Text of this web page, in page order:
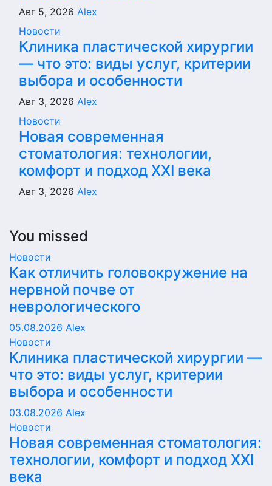
Авг 5, 2026 Alex
Новости
Клиника пластической хирургии
— что это: виды услуг, критерии
выбора и особенности
Авг 3, 2026 Alex
Новости
Новая современная
стоматология: технологии,
комфорт и подход XXI века
Авг 3, 2026 Alex
You missed
Новости
Как отличить головокружение на
нервной почве от
неврологического
05.08.2026 Alex
Новости
Клиника пластической хирургии —
что это: виды услуг, критерии
выбора и особенности
03.08.2026 Alex
Новости
Новая современная стоматология:
технологии, комфорт и подход XXI
века